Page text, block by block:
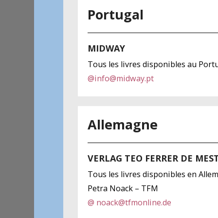
Portugal
MIDWAY
Tous les livres disponibles au
@info@midway.pt
Allemagne
VERLAG TEO FERRER DE
Tous les livres disponibles en
Petra Noack – TFM
@ noack@tfmonline.de